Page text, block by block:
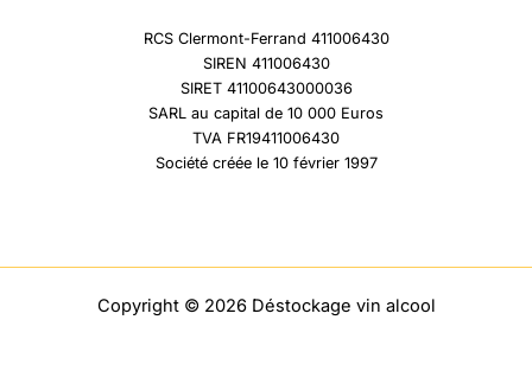
RCS Clermont-Ferrand 411006430
SIREN 411006430
SIRET 41100643000036
SARL au capital de 10 000 Euros
TVA FR19411006430
Société créée le 10 février 1997
Copyright © 2026 Déstockage vin alcool